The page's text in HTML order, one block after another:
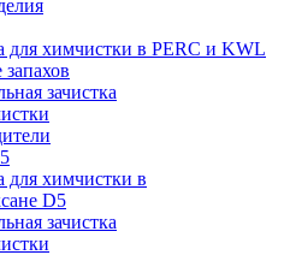
для химчистки в PERC и KWL
зачистка
для химчистки в
D5
зачистка